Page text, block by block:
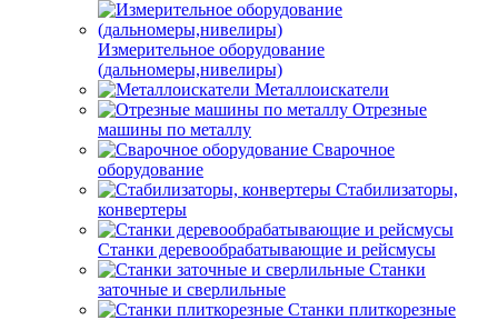
Измерительное оборудование
(дальномеры,нивелиры)
Металлоискатели
Отрезные
машины по металлу
Сварочное
оборудование
Стабилизаторы,
конвертеры
Станки деревообрабатывающие и рейсмусы
Станки
заточные и сверлильные
Станки плиткорезные